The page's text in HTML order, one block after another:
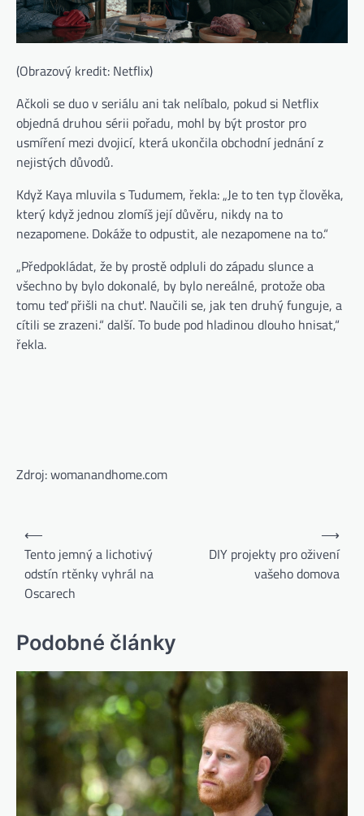
(Obrazový kredit: Netflix)
Ačkoli se duo v seriálu ani tak nelíbalo, pokud si Netflix
objedná druhou sérii pořadu, mohl by být prostor pro
usmíření mezi dvojicí, která ukončila obchodní jednání z
nejistých důvodů.
Když Kaya mluvila s Tudumem, řekla: „Je to ten typ člověka,
který když jednou zlomíš její důvěru, nikdy na to
nezapomene. Dokáže to odpustit, ale nezapomene na to.“
„Předpokládat, že by prostě odpluli do západu slunce a
všechno by bylo dokonalé, by bylo nereálné, protože oba
tomu teď přišli na chuť. Naučili se, jak ten druhý funguje, a
cítili se zrazeni.“ další. To bude pod hladinou dlouho hnisat,“
řekla.
Zdroj: womanandhome.com
⟵
Tento jemný a lichotivý
odstín rtěnky vyhrál na
Oscarech
DIY projekty pro oživení
vašeho domova
⟶
Podobné články